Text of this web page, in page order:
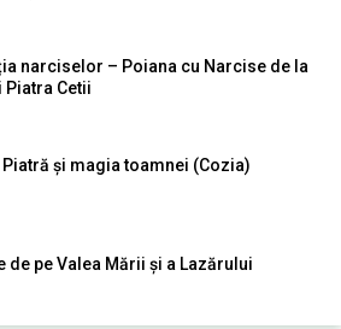
narciselor – Poiana cu Narcise de la
Piatra Cetii
Piatră și magia toamnei (Cozia)
de pe Valea Mării și a Lazărului